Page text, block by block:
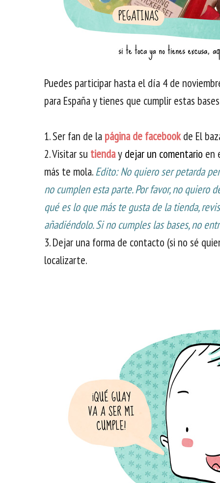
Puedes participar hasta el día 4 de
para España y tienes que cumplir estas
1. Ser fan de la página de facebookde El
2. Visitar su tienday dejar un comentario en
más te mola.Edito: No quiero ser petarda
no cumplen esta parte. Por favor, no quiero
qué es lo que más te gusta de la tienda,
añadiéndolo. Si no cumples las bases, no
3. Dejar una forma de contacto (si no sé
localizarte.